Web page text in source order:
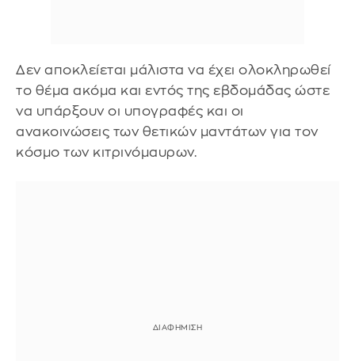
Δεν αποκλείεται μάλιστα να έχει ολοκληρωθεί
το θέμα ακόμα και εντός της εβδομάδας ώστε
να υπάρξουν οι υπογραφές και οι
ανακοινώσεις των θετικών μαντάτων για τον
κόσμο των κιτρινόμαυρων.